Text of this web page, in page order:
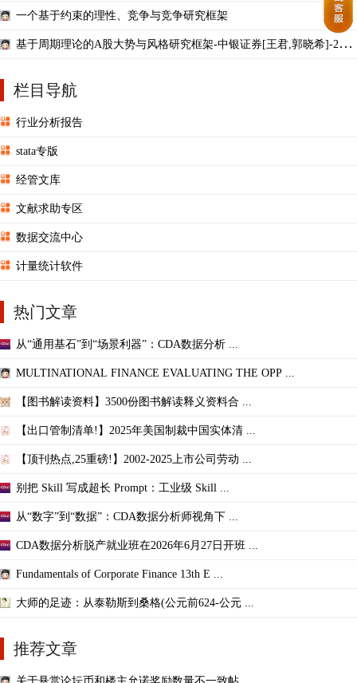
一个基于约束的理性、竞争与竞争研究框架
基于周期理论的A股大势与风格研究框架-中银证券[王君,郭晓希]-2023
栏目导航
行业分析报告
stata专版
经管文库
文献求助专区
数据交流中心
计量统计软件
热门文章
从“通用基石”到“场景利器”：CDA数据分析 ...
MULTINATIONAL FINANCE EVALUATING THE OPP ...
【图书解读资料】3500份图书解读释义资料合 ...
【出口管制清单!】2025年美国制裁中国实体清 ...
【顶刊热点,25重磅!】2002-2025上市公司劳动 ...
别把 Skill 写成超长 Prompt：工业级 Skill ...
从“数字”到“数据”：CDA数据分析师视角下 ...
CDA数据分析脱产就业班在2026年6月27日开班 ...
Fundamentals of Corporate Finance 13th E ...
大师的足迹：从泰勒斯到桑格(公元前624-公元 ...
推荐文章